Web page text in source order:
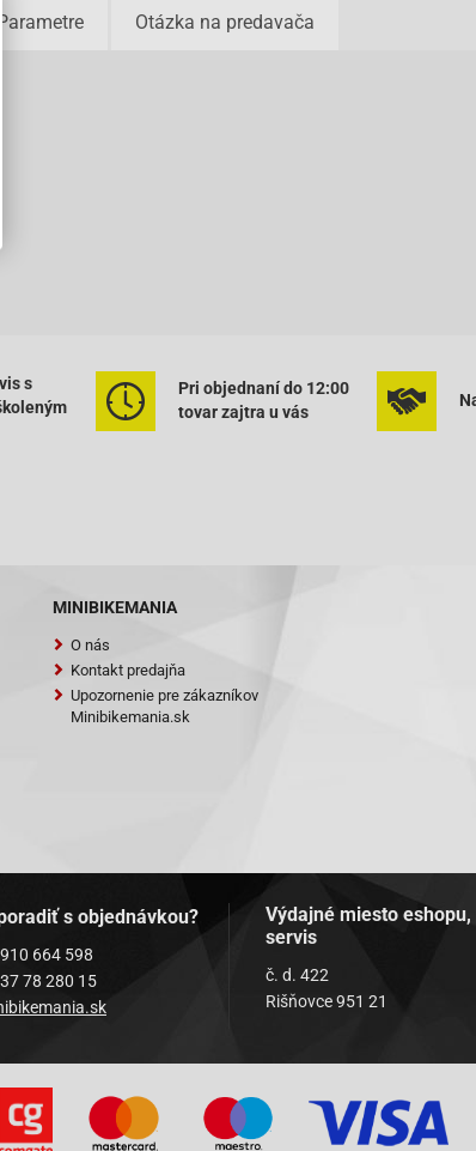
Parametre Otázka na predavača
s
Pri objednaní do 12:00
tovar zajtra u vás
MINIBIKEMANIA
O nás
Kontakt predajňa
Upozornenie pre zákazníkov
Minibikemania.sk
s objednávkou?
664 598
78 280 15
Výdajné miesto
servis
č. d. 422
Rišňovce 951 21